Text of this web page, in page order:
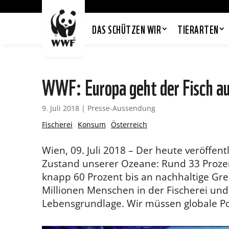
DAS SCHÜTZEN WIR TIERARTEN
WWF: Europa geht der Fisch
9. Juli 2018 | Presse-Aussendung
Fischerei
Konsum Österreich
Wien, 09. Juli 2018 – Der heute
Zustand unserer Ozeane: Rund 33
knapp 60 Prozent bis an nachhaltige
Millionen Menschen in der Fischerei
Lebensgrundlage. Wir müssen globale